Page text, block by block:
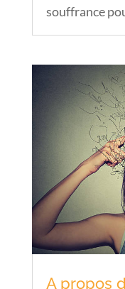
souffrance
A propos